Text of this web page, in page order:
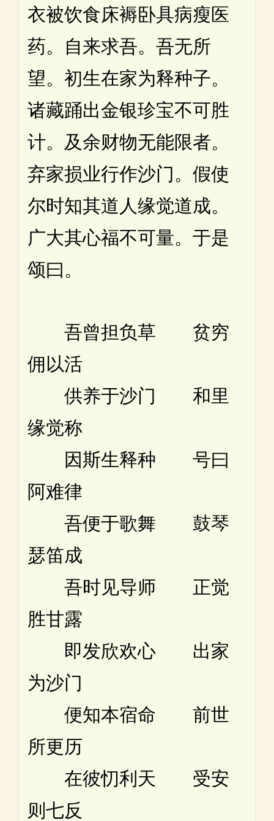
衣被饮食床褥卧具病瘦医
药。自来求吾。吾无所
望。初生在家为释种子。
诸藏踊出金银珍宝不可胜
计。及余财物无能限者。
弃家损业行作沙门。假使
尔时知其道人缘觉道成。
广大其心福不可量。于是
颂曰。
吾曾担负草 贫穷
佣以活
供养于沙门 和里
缘觉称
因斯生释种 号曰
阿难律
吾便于歌舞 鼓琴
瑟笛成
吾时见导师 正觉
胜甘露
即发欣欢心 出家
为沙门
便知本宿命 前世
所更历
在彼忉利天 受安
则七反